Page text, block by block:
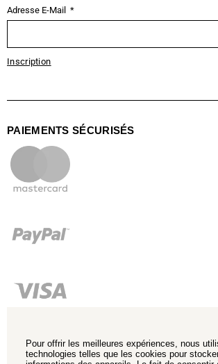
Adresse E-Mail
Inscription
PAIEMENTS SÉCURISÉS
Pour offrir les meilleures expériences, nous
technologies telles que les cookies pour